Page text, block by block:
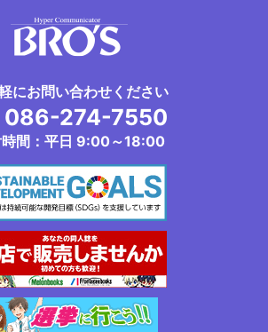
にお問い合わせください
086-274-7550
時間：平日 9:00～18:00